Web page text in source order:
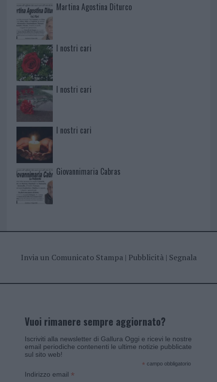
Martina Agostina Diturco
I nostri cari
I nostri cari
I nostri cari
Giovannimaria Cabras
Invia un Comunicato Stampa| Pubblicità| Segnala
Vuoi rimanere sempre aggiornato?
Iscriviti alla newsletter di Gallura Oggi e ricevi le nostre
email periodiche contenenti le ultime notizie pubblicate
sul sito web!
* campo obbligatorio
Indirizzo email *